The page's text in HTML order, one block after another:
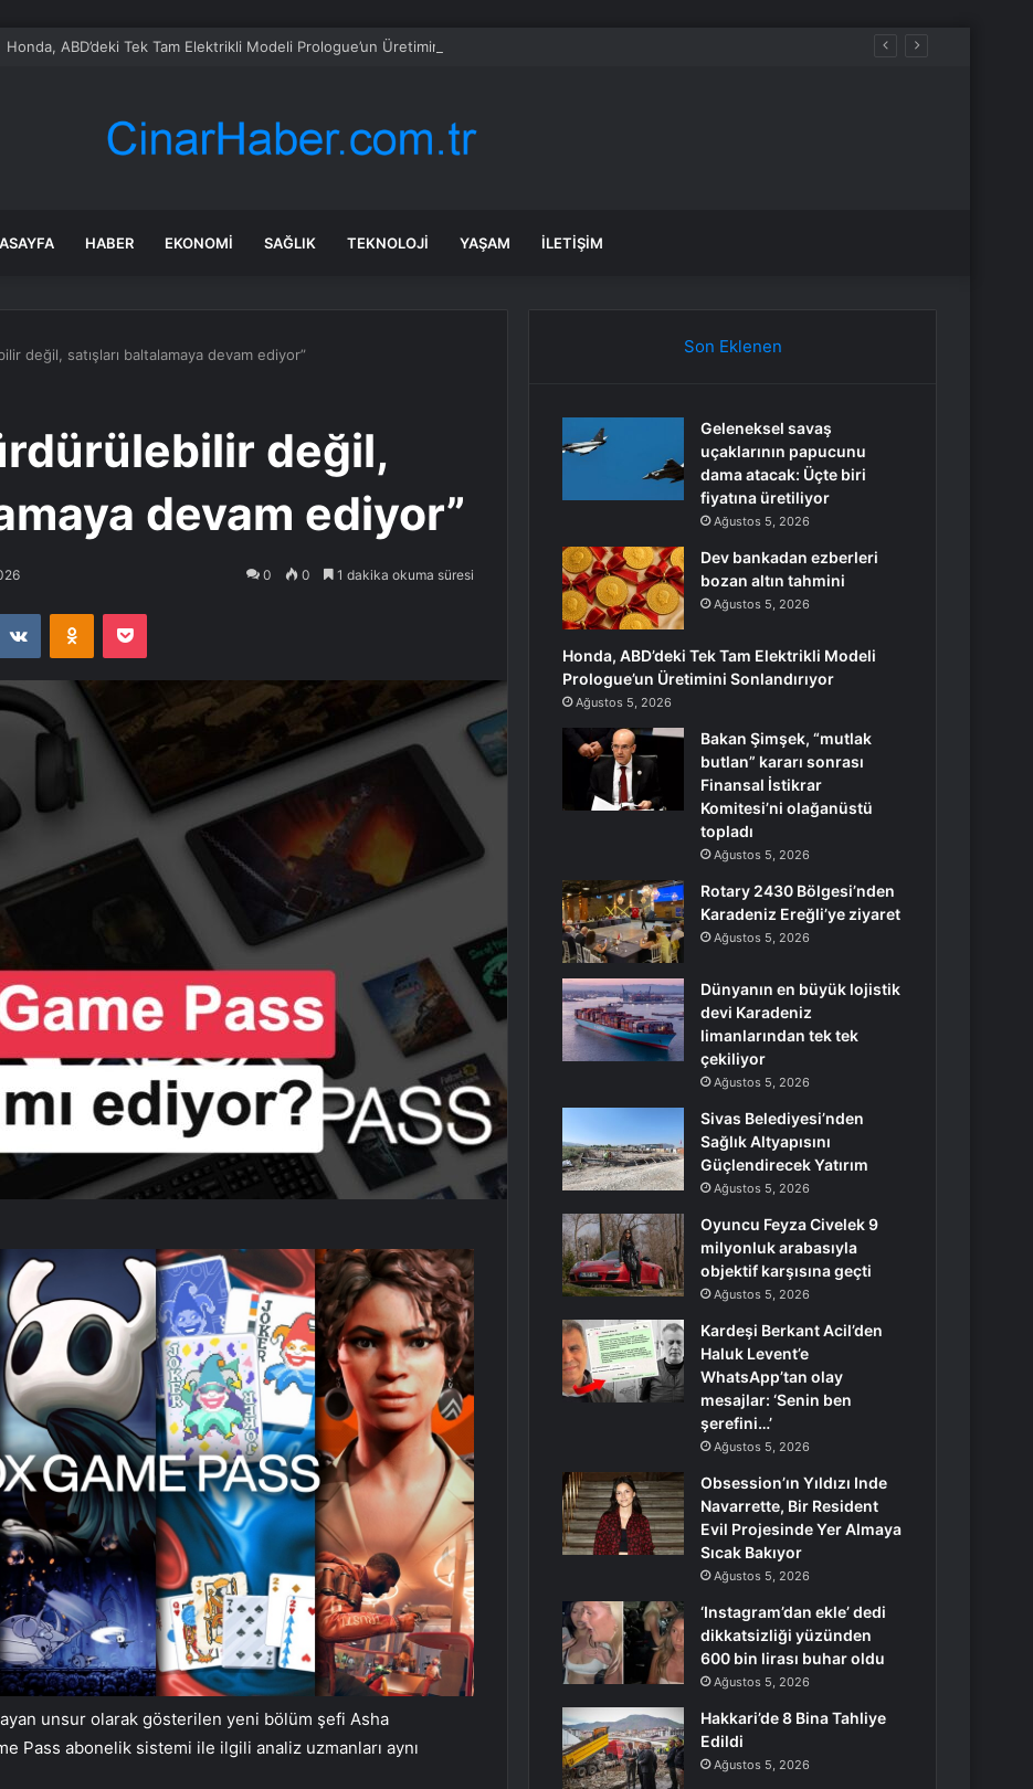
Honda, ABD’deki Tek Tam Elektrikli Modeli Prologue’un Üretimini Sonlandırıyor
HABER EKONOMI SAĞLIK TEKNOLOJI YAŞAM İLETIŞIM
değil, satışları baltalamaya devam ediyor”
değil,
devam ediyor”
0 0 1 dakika okuma süresi
VKontakteOdnoklassniki
Pocket
unsur olarak gösterilen yeni bölüm şefi Asha
Pass abonelik sistemi ile ilgili analiz uzmanları aynı
Son Eklenen
Geleneksel savaş
uçaklarının papucunu
dama atacak: Üçte biri
fiyatına üretiliyor
Ağustos 5, 2026
Dev bankadan ezberleri
bozan altın tahmini
Ağustos 5, 2026
Honda, ABD’deki Tek Tam Elektrikli Modeli
Prologue’un Üretimini Sonlandırıyor
Ağustos 5, 2026
Bakan Şimşek, “mutlak
butlan” kararı sonrası
Finansal İstikrar
Komitesi’ni olağanüstü
topladı
Ağustos 5, 2026
Rotary 2430 Bölgesi’nden
Karadeniz Ereğli’ye ziyaret
Ağustos 5, 2026
Dünyanın en büyük lojistik
devi Karadeniz
limanlarından tek tek
çekiliyor
Ağustos 5, 2026
Sivas Belediyesi’nden
Sağlık Altyapısını
Güçlendirecek Yatırım
Ağustos 5, 2026
Oyuncu Feyza Civelek 9
milyonluk arabasıyla
objektif karşısına geçti
Ağustos 5, 2026
Kardeşi Berkant Acil’den
Haluk Levent’e
WhatsApp’tan olay
mesajlar: ‘Senin ben
şerefini…’
Ağustos 5, 2026
Obsession’ın Yıldızı Inde
Navarrette, Bir Resident
Evil Projesinde Yer Almaya
Sıcak Bakıyor
Ağustos 5, 2026
‘Instagram’dan ekle’ dedi
dikkatsizliği yüzünden
600 bin lirası buhar oldu
Ağustos 5, 2026
Hakkari’de 8 Bina Tahliye
Edildi
Ağustos 5, 2026